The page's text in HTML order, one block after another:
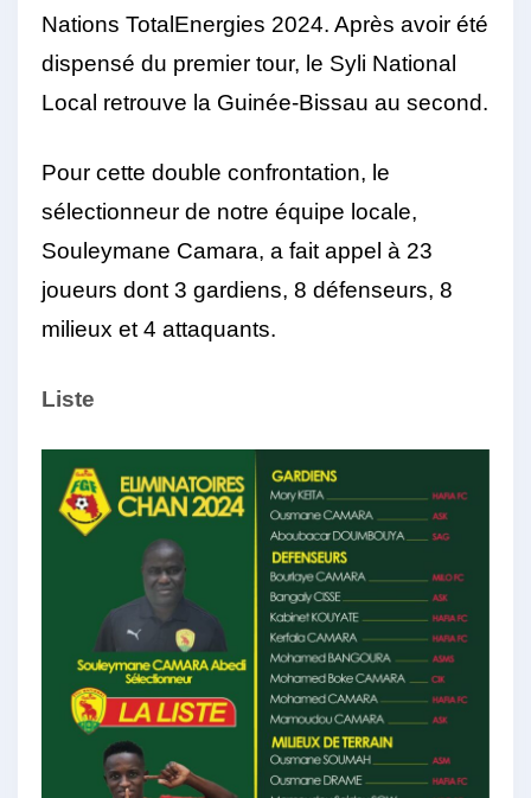
Nations TotalEnergies 2024. Après avoir été
dispensé du premier tour, le Syli National
Local retrouve la Guinée-Bissau au second.
Pour cette double confrontation, le
sélectionneur de notre équipe locale,
Souleymane Camara, a fait appel à 23
joueurs dont 3 gardiens, 8 défenseurs, 8
milieux et 4 attaquants.
Liste